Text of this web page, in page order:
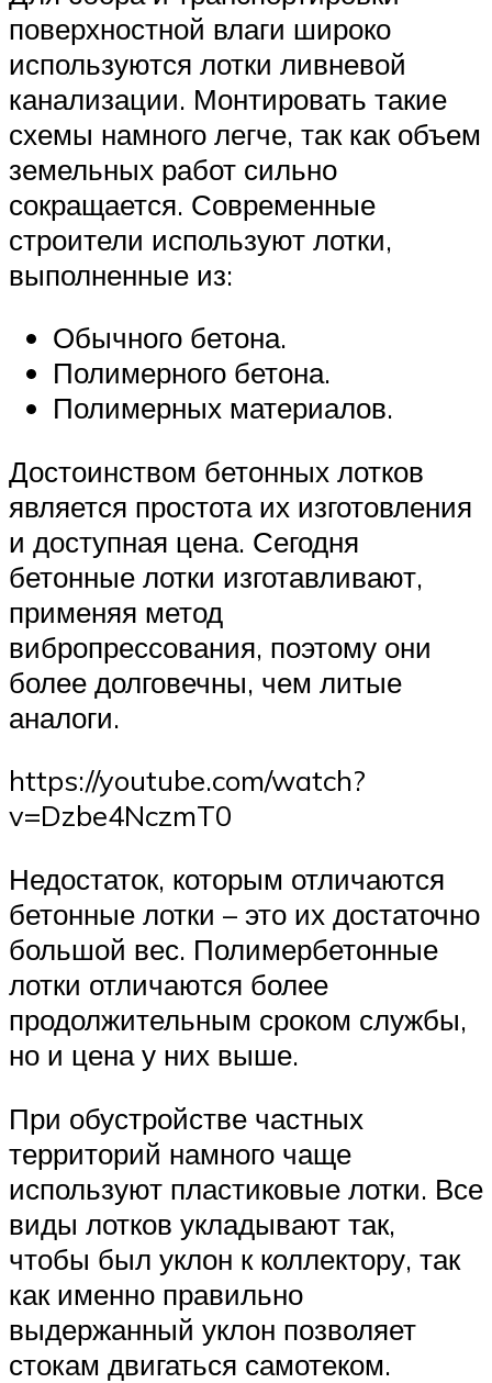
поверхностной влаги широко
используются лотки ливневой
канализации. Монтировать такие
схемы намного легче, так как объем
земельных работ сильно
сокращается. Современные
строители используют лотки,
выполненные из:
Обычного бетона.
Полимерного бетона.
Полимерных материалов.
Достоинством бетонных лотков
является простота их изготовления
и доступная цена. Сегодня
бетонные лотки изготавливают,
применяя метод
вибропрессования, поэтому они
более долговечны, чем литые
аналоги.
https://youtube.com/watch?
v=Dzbe4NczmT0
Недостаток, которым отличаются
бетонные лотки – это их достаточно
большой вес. Полимербетонные
лотки отличаются более
продолжительным сроком службы,
но и цена у них выше.
При обустройстве частных
территорий намного чаще
используют пластиковые лотки. Все
виды лотков укладывают так,
чтобы был уклон к коллектору, так
как именно правильно
выдержанный уклон позволяет
стокам двигаться самотеком.